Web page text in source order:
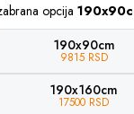
opcija
190x90cm
9815 RSD
190x160cm
17500 RSD